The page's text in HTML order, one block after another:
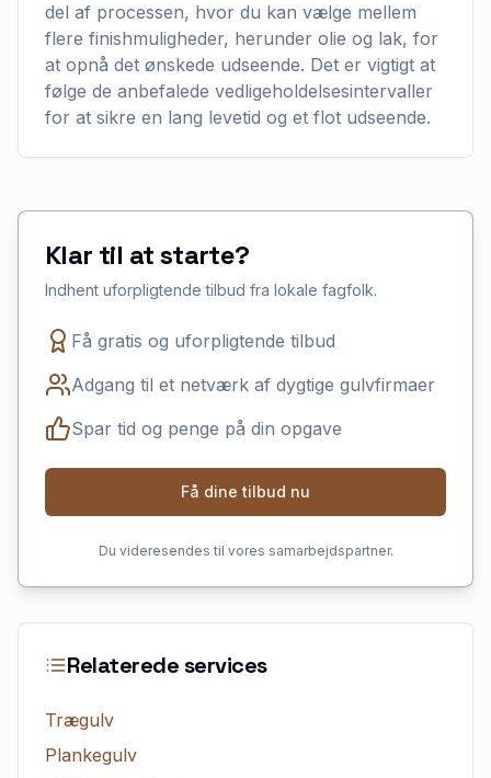
del af processen, hvor du kan vælge mellem
flere finishmuligheder, herunder olie og lak, for
at opnå det ønskede udseende. Det er vigtigt at
følge de anbefalede vedligeholdelsesintervaller
for at sikre en lang levetid og et flot udseende.
Klar til at starte?
Indhent uforpligtende tilbud fra lokale fagfolk.
Få gratis og uforpligtende tilbud
Adgang til et netværk af dygtige gulvfirmaer
Spar tid og penge på din opgave
Få dine tilbud nu
Du videresendes til vores samarbejdspartner.
Relaterede services
Trægulv
Plankegulv